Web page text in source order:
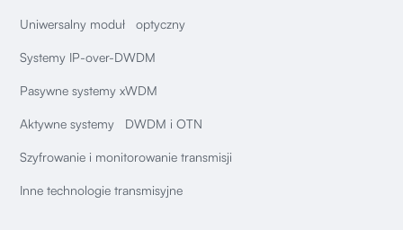
Uniwersalny moduł optyczny
Systemy IP-over-DWDM
Pasywne systemy xWDM
Aktywne systemy DWDM i OTN
Szyfrowanie i monitorowanie transmisji
Inne technologie transmisyjne